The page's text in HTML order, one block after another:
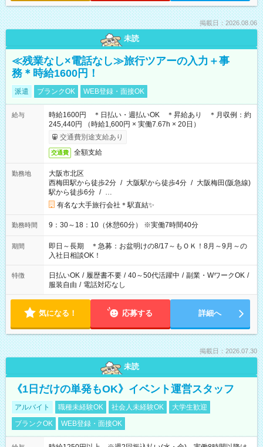
掲載日：2026.08.06
未読
≪残業なし×電話なし≫旅行ツアーの入力＋事
務＊時給1600円！
派遣 ブランクOK WEB登録・面接OK
給与
時給1600円 ＊日払い・週払いOK ＊昇給あり ＊月収例：約
245,440円 （時給1,600円 × 実働7.67h × 20日）
交通費別途支給あり
交通費 全額支給
勤務地
大阪市北区
西梅田駅から徒歩2分 / 大阪駅から徒歩4分 / 大阪梅田(阪急線)
駅から徒歩6分 / …
有名な大手旅行会社＊駅直結✨
勤務時間 9：30～18：10（休憩60分） ※実働7時間40分
期間
即日～長期 ＊急募：お盆明けの8/17～もＯＫ！8月～9月～の
入社日相談OK！
特徴 日払いOK / 履歴書不要 / 40～50代活躍中 / 副業・WワークOK /
服装自由 / 電話対応なし
気になる！ 応募する 詳細へ
掲載日：2026.07.30
未読
《1日だけの単発もOK》イベント運営スタッフ
アルバイト 職種未経験OK 社会人未経験OK
大学生歓迎
ブランクOK
WEB登録・面接OK